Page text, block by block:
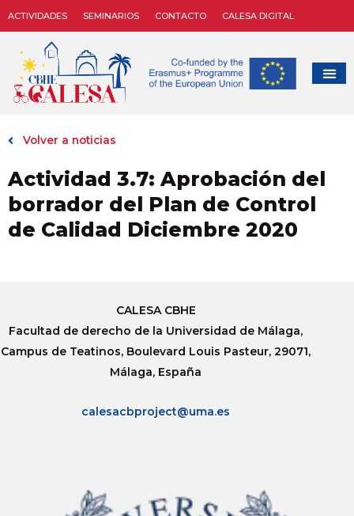
ACTIVIDADES SEMINARIOS CONTACTO CALESA DIGITAL
Volver a noticias
Actividad 3.7: Aprobación del
borrador del Plan de Control
de Calidad Diciembre 2020
CALESA CBHE
Facultad de derecho de la Universidad de Málaga,
Campus de Teatinos, Boulevard Louis Pasteur, 29071,
Málaga, España
calesacbproject@uma.es